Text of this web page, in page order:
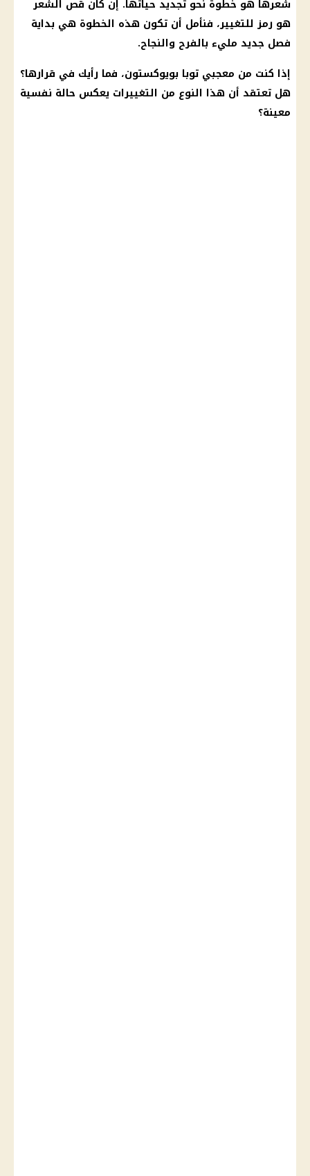
شعرها هو خطوة نحو تجديد حياتها. إن كان قص الشعر
هو رمز للتغيير، فنأمل أن تكون هذه الخطوة هي بداية
فصل جديد مليء بالفرح والنجاح.
إذا كنت من معجبي توبا بويوكستون، فما رأيك في قرارها؟
هل تعتقد أن هذا النوع من التغييرات يعكس حالة نفسية
معينة؟